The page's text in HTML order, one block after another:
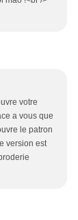
votre
a vous que
le patron
version est